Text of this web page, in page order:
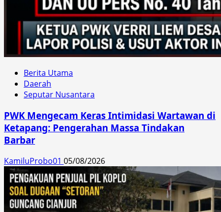
Berita Utama
Daerah
Seputar Nusantara
PWK Mengecam Keras Intimidasi Wartawan di
Ketapang: Pengerahan Massa Tindakan
Barbar
KamiluProbo01 05/08/2026